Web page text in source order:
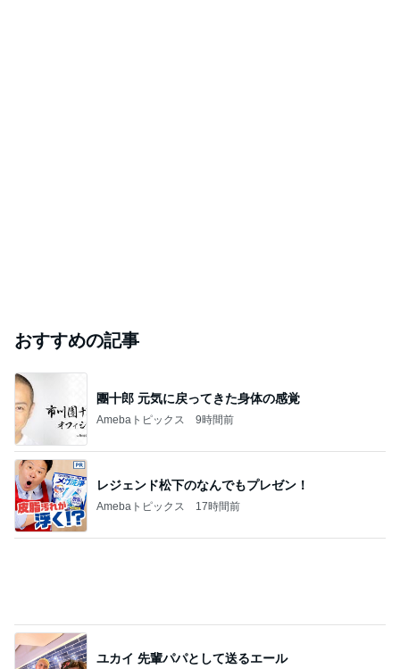
おすすめの記事
團十郎 元気に戻ってきた身体の感覚
Amebaトピックス 9時間前
レジェンド松下のなんでもプレゼン！
Amebaトピックス 17時間前
ユカイ 先輩パパとして送るエール